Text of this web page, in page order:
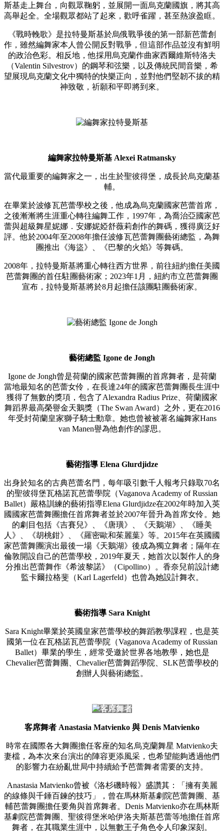
斯基走上舞台，向觀眾鞠躬，並展開一面烏克蘭國旗，將其高
高舉起全。全場觀眾都站了起來，歡呼雀躍，甚至熱淚盈眶。
《戰時輓歌》是拉特曼斯基於烏俄戰爭後的第一部新芭蕾創
作，雖然編舞家本人曾公開反對戰爭，但這部作品並沒有鮮明
的政治色彩。相反地，他採用烏克蘭作曲家西爾維斯特洛夫
（Valentin Silvestrov）的鋼琴和弦樂，以及傳統民間音樂，希
望展現烏克蘭文化中獨特的快樂正向，並對他們堅韌不拔的精
神致敬，祈願和平即將到來。
編舞家拉特曼斯基 Alexei Ratmansky
當代最重要的編舞家之一，出生於聖彼得堡，成長於烏克蘭基
輔。
在畢業於波修瓦芭蕾學校之後，他成為烏克蘭國家芭蕾首席，
之後漸漸將生涯重心轉往編舞工作，1997年，為喬治亞國家芭
蕾與超級舞星妮娜．安娜妮婭舒薇莉創作的舞碼，獲得廣泛好
評。他於2004年至2008年擔任波修瓦芭蕾舞團藝術總監，為舞
團推出《海盜》、《巴黎的火焰》等舞碼。
2008年，拉特曼斯基將重心轉往西方世界，前往紐約擔任美國
芭蕾舞團的首任駐團藝術家；2023年1月，紐約市立芭蕾舞團
宣布，拉特曼斯基將於8月起擔任該團駐團藝術家。
藝術總監 Igone de Jongh
Igone de Jongh曾是荷蘭的國家芭蕾舞團的首席舞者，是荷蘭
當地最知名的芭蕾女伶，在長達24年的國家芭蕾舞團長生涯中
獲得了無數的獎項，包含了Alexandra Radius Prize、荷蘭國家
舞蹈界最高榮譽金天鵝獎（The Swan Award）之外，更在2016
年受封荷蘭皇家獅子騎士勳章。她也曾被被著名編舞家Hans
van Manen譽為他創作的謬思。
藝術指導 Elena Glurdjidze
出身於知名的古典芭蕾名門，每年吸引數千人報考只錄取70名
的聖彼得堡瓦格諾瓦芭蕾學院（Vaganova Academy of Russian
Ballet）嚴格訓練的藝術指導Elena Glurdjidze在2002年時加入英
國國家芭蕾舞團擔任首席舞者並於2007年晉升為首席女伶。她
的劇目包括《吉賽兒》、《唐璜》、《天鵝湖》、《睡美
人》、《胡桃鉗》、《羅密歐和茱麗葉》等。2015年在英國國
家芭蕾舞團演出最後一場《天鵝湖》後成為獨立舞者；隔年在
倫敦開設自己的芭蕾學校，2019年夏天，她首次以製作人的身
分推出芭蕾舞作《希波黎諾》（Cipollino）。香奈兒前設計總
監卡爾拉格斐（Karl Lagerfeld）也曾為她設計舞衣。
藝術指導 Sara Knight
Sara Knight畢業於英國皇家芭蕾學校的舞蹈教學課程，也是英
國第一位在瓦格諾瓦芭蕾學院（Vaganova Academy of Russian
Ballet）畢業的學生，經常受邀於世界各地教學，她也是
Chevalier芭蕾舞團、Chevalier芭蕾舞蹈學院、SLK芭蕾學校的
創辦人與藝術總監。
客席舞者 Anastasia Matvienko 與 Denis Matvienko
時常在國際各大舞團擔任客座的知名烏克蘭舞星 Matvienko夫
妻檔，為本次來台演出的陣容更添風采，也希望能夠透過他們
的影響力在紛亂世局中持續給予芭蕾舞者需要的支持。
Anastasia Matvienko曾被《洛杉磯時報》盛讚其：「擁有美麗
的線條與千錘百鍊的技巧」，曾在馬林斯基劇院芭蕾舞團、基
輔芭蕾舞團擔任要角與首席舞者。Denis Matvienko亦在馬林斯
基劇院芭蕾舞團、聖彼得堡米哈伊洛夫斯基芭蕾等地擔任首席
舞者，在其職業生涯中，以無數王子角色令人印象深刻。